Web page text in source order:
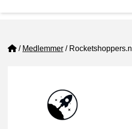
Home
Medlemmer Rocketshoppers.nl